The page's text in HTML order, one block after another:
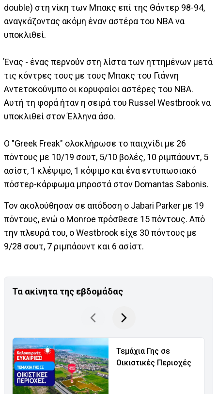
double) στη νίκη των Μπακς επί της Θάντερ 98-94,
αναγκάζοντας ακόμη έναν αστέρα του ΝΒΑ να
υποκλιθεί.
Ένας - ένας περνούν στη λίστα των ηττημένων μετά
τις κόντρες τους με τους Μπακς του Γιάννη
Αντετοκούνμπο οι κορυφαίοι αστέρες του ΝΒΑ.
Αυτή τη φορά ήταν η σειρά του Russel Westbrook να
υποκλιθεί στον Έλληνα άσο.
Ο "Greek Freak" ολοκλήρωσε το παιχνίδι με 26
πόντους με 10/19 σουτ, 5/10 βολές, 10 ριμπάουντ, 5
ασίστ, 1 κλέψιμο, 1 κόψιμο και ένα εντυπωσιακό
πόστερ-κάρφωμα μπροστά στον Domantas Sabonis.
Τον ακολούθησαν σε απόδοση ο Jabari Parker με 19
πόντους, ενώ ο Monroe πρόσθεσε 15 πόντους. Από
την πλευρά του, o Westbrook είχε 30 πόντους με
9/28 σουτ, 7 ριμπάουντ και 6 ασίστ.
Τα ακίνητα της εβδομάδας
Τεμάχια Γης σε
Οικιστικές Περιοχές